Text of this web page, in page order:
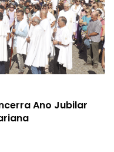
Ano Jubilar